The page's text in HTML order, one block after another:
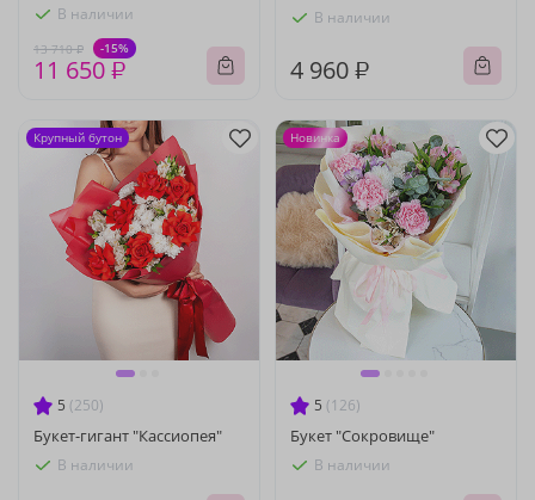
В наличии
13 710 ₽ -15%
11 650 ₽
В наличии
4 960 ₽
5 (250)
Букет-гигант "Кассиопея"
В наличии
Крупный бутон
5 (126)
Букет "Сокровище"
В наличии
Новинка